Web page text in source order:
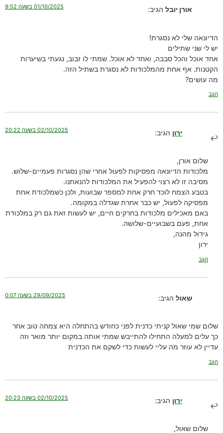
אורן יובל הגיב: 01/10/2025 בשעה 9:52
הדיונאה שלי לא נסגרת!
יש לי שני שתילים
אחד אוכל והכל סבבה, ואחד לא אוכל. שמתי לו זבוב, נגעתי בשיערות
הקטנות. אף אחת מהמלכודות לא נסגרת בשתיל הזה.
מה עושים?
הגב
ירון הגיב: 02/10/2025 בשעה 20:22
שלום אורן,
מלכודות הדיונאה מפסיקות לפעול אחרי שהן נסגרות פעמיים-שלוש.
מסיבה זו לא רצוי להפעיל את המלכודות להנאתנו.
בטבע הצמח לוכד חרק אחת למספר שבועות, ולכן כשמלכודת אחת
מפסיקה לפעול, יש כבר אחרת שגדלה במקומה.
באם מאכילים מלכודות בחרקים חיים, יש לעשות זאת גם רק במלכודת
אחת, פעם בשבועיים-שלושה.
גידול מהנה,
ירון
הגב
שאול הגיב: 29/09/2025 בשעה 0:07
שלום שמי שאול קניתי כדנית לפני כחודש בהתחלה היא צמחה טוב אחר
כך עלים למעלה התחילו להתייבש שמתי אותה במקום יותר מואר וזה
עדיין לא עוזר מה עליי לעשות כדי לשקם את הכדנית
הגב
ירון הגיב: 02/10/2025 בשעה 20:23
שלום שאול,